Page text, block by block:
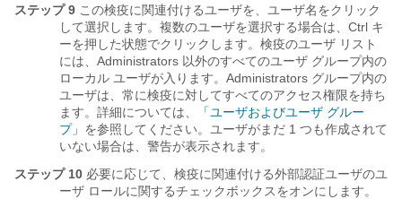
ステップ 9 この検疫に関連付けるユーザを、ユーザ名をクリック
して選択します。複数のユーザを選択する場合は、Ctrl キ
ーを押した状態でクリックします。検疫のユーザ リスト
には、Administrators 以外のすべてのユーザ グループ内の
ローカル ユーザが入ります。Administrators グループ内の
ユーザは、常に検疫に対してすべてのアクセス権限を持ち
ます。詳細については、
「ユーザおよびユーザ グルー
プ」 を参照してください。ユーザがまだ 1 つも作成されて
いない場合は、警告が表示されます。
ステップ 10 必要に応じて、検疫に関連付ける外部認証ユーザのユ
ーザ ロールに関するチェックボックスをオンにします。